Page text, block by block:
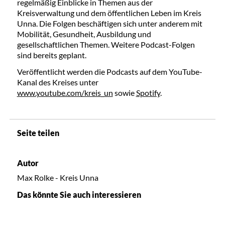
regelmäßig Einblicke in Themen aus der
Kreisverwaltung und dem öffentlichen Leben im Kreis
Unna. Die Folgen beschäftigen sich unter anderem mit
Mobilität, Gesundheit, Ausbildung und
gesellschaftlichen Themen. Weitere Podcast-Folgen
sind bereits geplant.
Veröffentlicht werden die Podcasts auf dem YouTube-
Kanal des Kreises unter
www.youtube.com/kreis_un sowieSpotify.
Seite teilen
Autor
Max Rolke - Kreis Unna
Das könnte Sie auch interessieren